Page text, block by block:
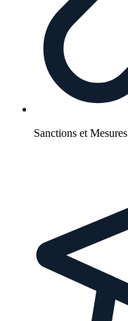
Sanctions et Mesures